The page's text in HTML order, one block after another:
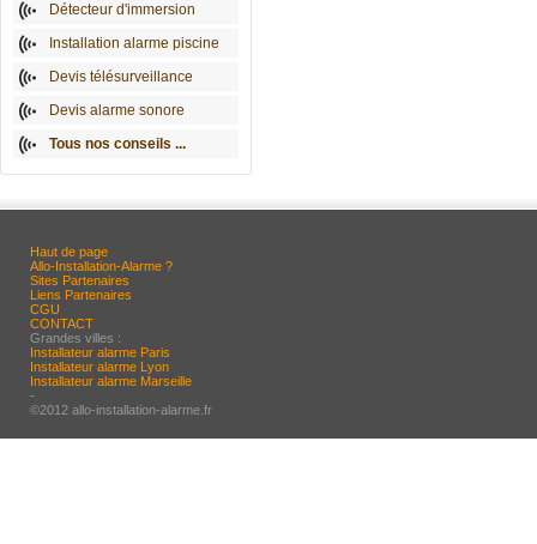
Détecteur d'immersion
Installation alarme piscine
Devis télésurveillance
Devis alarme sonore
Tous nos conseils ...
Haut de page
Allo-Installation-Alarme ?
Sites Partenaires
Liens Partenaires
CGU
CONTACT
Grandes villes :
Installateur alarme Paris
Installateur alarme Lyon
Installateur alarme Marseille
-
©2012 allo-installation-alarme.fr